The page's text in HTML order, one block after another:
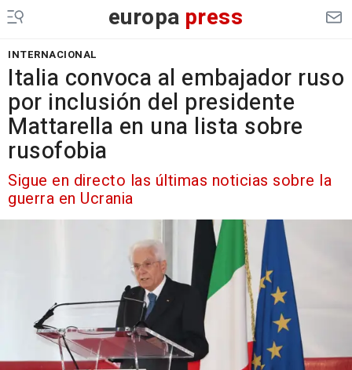
europa press
INTERNACIONAL
Italia convoca al embajador ruso
por inclusión del presidente
Mattarella en una lista sobre
rusofobia
Sigue en directo las últimas noticias sobre la
guerra en Ucrania